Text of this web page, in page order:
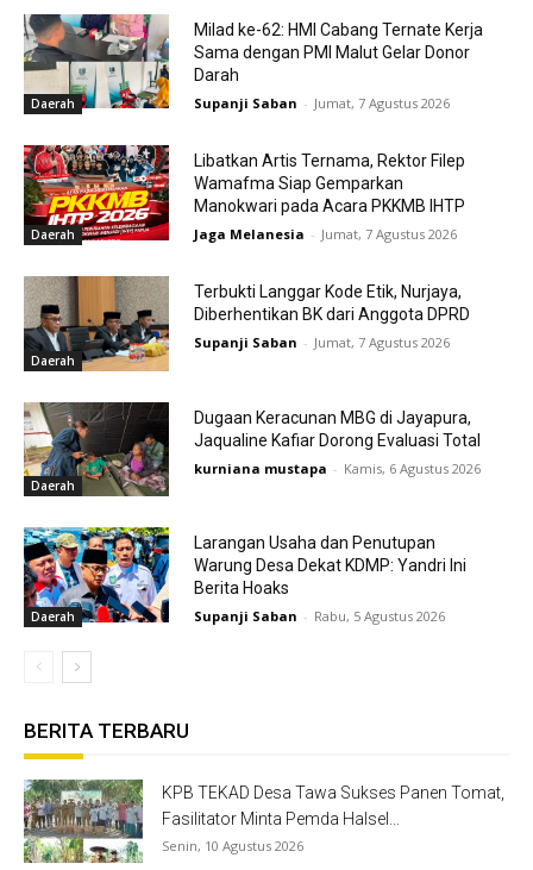
Daerah
Milad ke-62: HMI Cabang Ternate Kerja
Sama dengan PMI Malut Gelar Donor
Darah
Supanji Saban - Jumat, 7 Agustus 2026
Daerah
Libatkan Artis Ternama, Rektor Filep
Wamafma Siap Gemparkan
Manokwari pada Acara PKKMB IHTP
Jaga Melanesia - Jumat, 7 Agustus 2026
Daerah
Terbukti Langgar Kode Etik, Nurjaya,
Diberhentikan BK dari Anggota DPRD
Supanji Saban - Jumat, 7 Agustus 2026
Daerah
Dugaan Keracunan MBG di Jayapura,
Jaqualine Kafiar Dorong Evaluasi Total
kurniana mustapa - Kamis, 6 Agustus 2026
Daerah
Larangan Usaha dan Penutupan
Warung Desa Dekat KDMP: Yandri Ini
Berita Hoaks
Supanji Saban - Rabu, 5 Agustus 2026
BERITA TERBARU
KPB TEKAD Desa Tawa Sukses Panen Tomat,
Fasilitator Minta Pemda Halsel...
Senin, 10 Agustus 2026